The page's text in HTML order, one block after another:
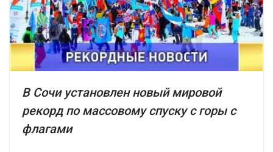
В Сочи установлен новый мировой
рекорд по массовому спуску с горы с
флагами